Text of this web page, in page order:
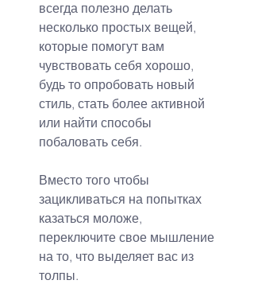
всегда полезно делать
несколько простых вещей,
которые помогут вам
чувствовать себя хорошо,
будь то опробовать новый
стиль, стать более активной
или найти способы
побаловать себя.
Вместо того чтобы
зацикливаться на попытках
казаться моложе,
переключите свое мышление
на то, что выделяет вас из
толпы.